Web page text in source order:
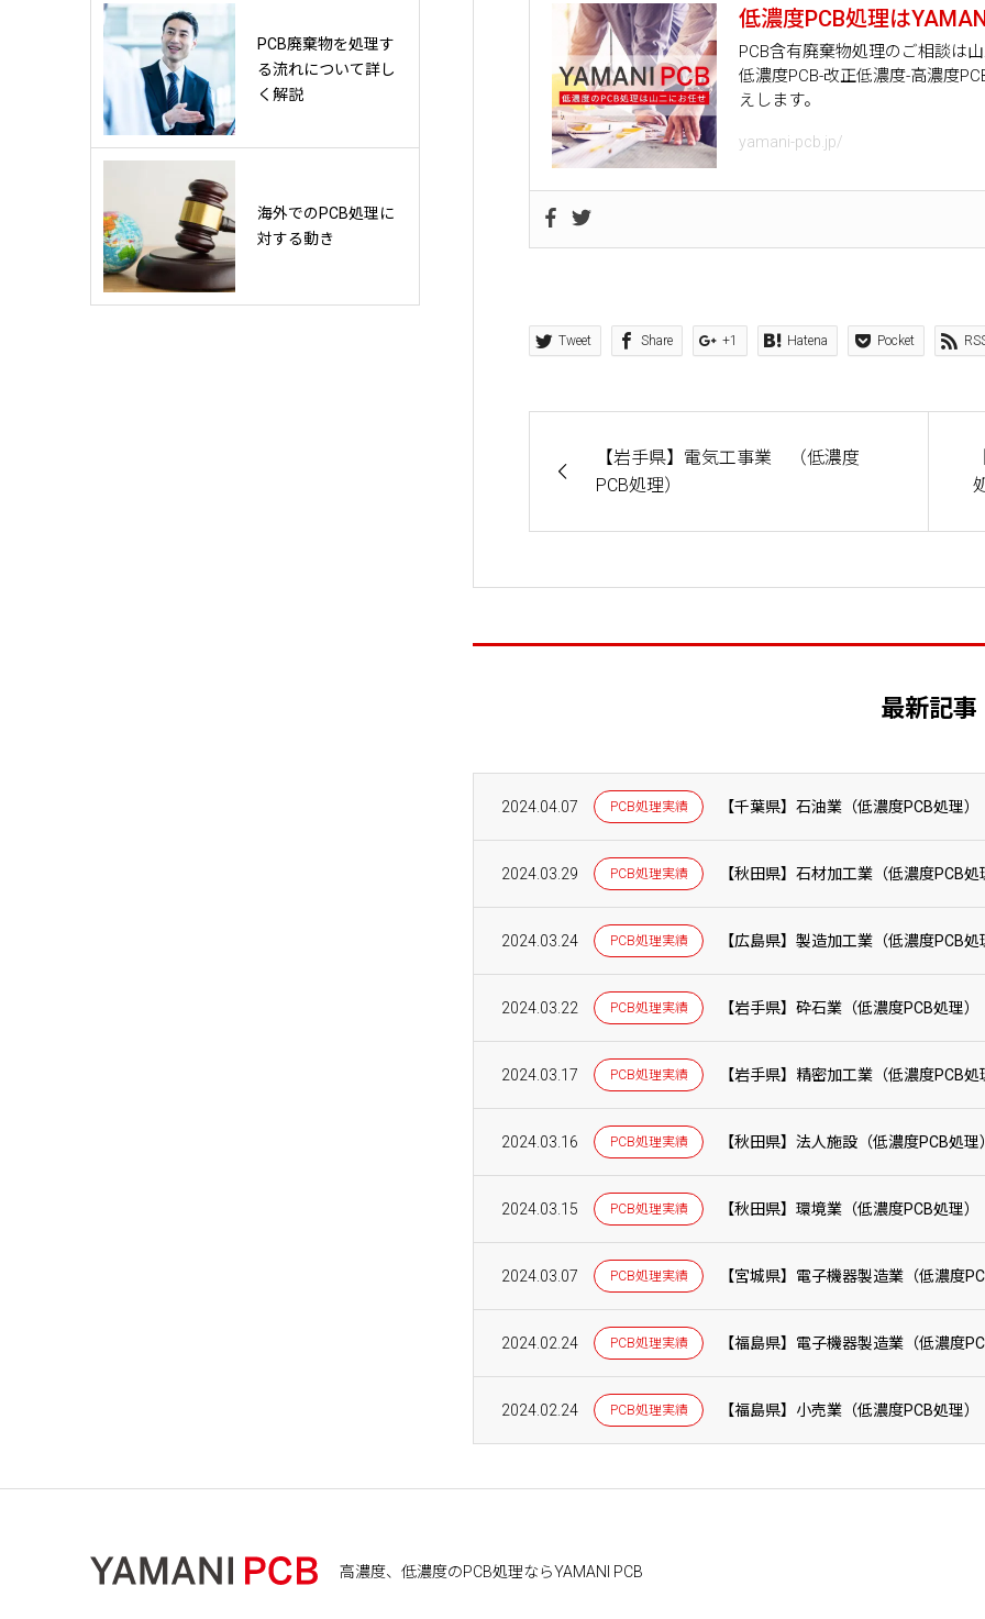
低濃度PCB処理は
PCB含有廃棄物処理のご相談は
低濃度PCB-改正低濃度-高濃度
えします。
yamani-pcb.jp/
Tweet Share +1 Hatena Pocket
【岩手県】電気工事業 （低濃度
PCB処理）
最新記事
2024.04.07 PCB処理実績 【千葉県】石油業（低濃度PCB処理）
2024.03.29 PCB処理実績 【秋田県】石材加工業（低濃度PCB処
2024.03.24 PCB処理実績 【広島県】製造加工業（低濃度PCB処
2024.03.22 PCB処理実績 【岩手県】砕石業（低濃度PCB処理）
2024.03.17 PCB処理実績 【岩手県】精密加工業（低濃度PCB処
2024.03.16 PCB処理実績 【秋田県】法人施設（低濃度PCB処理）
2024.03.15 PCB処理実績 【秋田県】環境業（低濃度PCB処理）
2024.03.07 PCB処理実績 【宮城県】電子機器製造業（低濃度
2024.02.24 PCB処理実績 【福島県】電子機器製造業（低濃度
2024.02.24 PCB処理実績 【福島県】小売業（低濃度PCB処理）
PCB廃棄物を処理す
る流れについて詳し
く解説
海外でのPCB処理に
対する動き
高濃度、低濃度のPCB処理ならYAMANI PCB